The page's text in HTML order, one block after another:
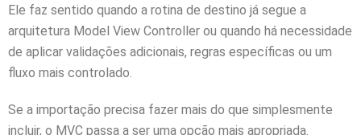
Ele faz sentido quando a rotina de destino já segue a
arquitetura Model View Controller ou quando há necessidade
de aplicar validações adicionais, regras específicas ou um
fluxo mais controlado.
Se a importação precisa fazer mais do que simplesmente
incluir, o MVC passa a ser uma opção mais apropriada.